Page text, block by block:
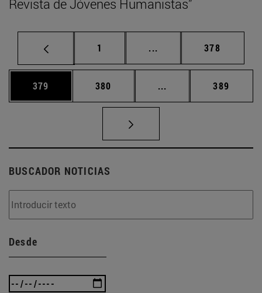
Revista de Jóvenes Humanistas”
Página
1 ... Páginas intermedias
Página
378
Página
379 Página
380 ... Páginas intermedias
Página
389
BUSCADOR NOTICIAS
Desde